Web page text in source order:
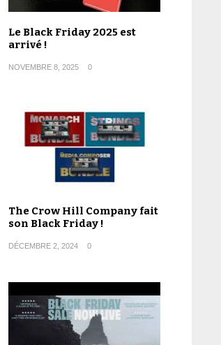
Le Black Friday 2025 est
arrivé !
NOVEMBRE 8, 2025 0
The Crow Hill Company fait
son Black Friday !
DÉCEMBRE 2, 2024 0